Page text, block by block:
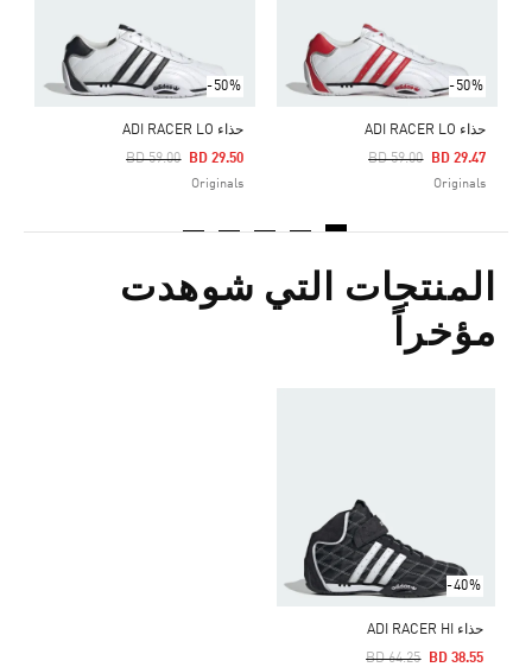
-50%
حذاء ADI RACER LO
Price Reduced From
BD 59.00
To BD 29.47
Originals
-50%
حذاء ADI RACER LO
Price Reduced From
BD 59.00
To BD 29.50
Originals
المنتجات التي شوهدت
مؤخراً
-40%
حذاء ADI RACER HI
Price Reduced From
BD 64.25
To BD 38.55